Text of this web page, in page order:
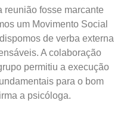
reunião fosse marcante
um Movimento Social
de verba externa
A colaboração
permitiu a execução
para o bom
a psicóloga.